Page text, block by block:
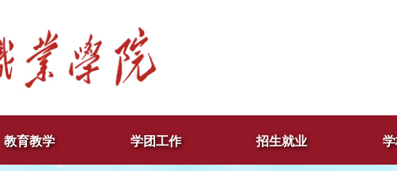
教育教学 学团工作 招生就业